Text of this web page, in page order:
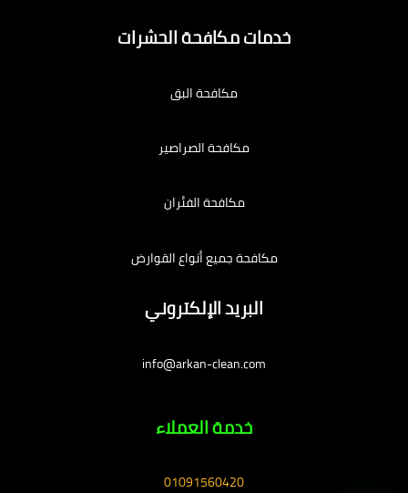
خدمات مكافحة الحشرات
مكافحة البق
مكافحة الصراصير
مكافحة الفئران
مكافحة جميع أنواع القوارض
البريد الإلكتروني
info@arkan-clean.com
خدمة العملاء
01091560420